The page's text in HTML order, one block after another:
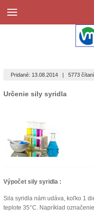
Pridané: 13.08.2014 | 5773
Určenie sily syridla
Výpočet sily syridla :
Sila syridla nám udáva, koľko 1
teplote 35°C. Napríklad